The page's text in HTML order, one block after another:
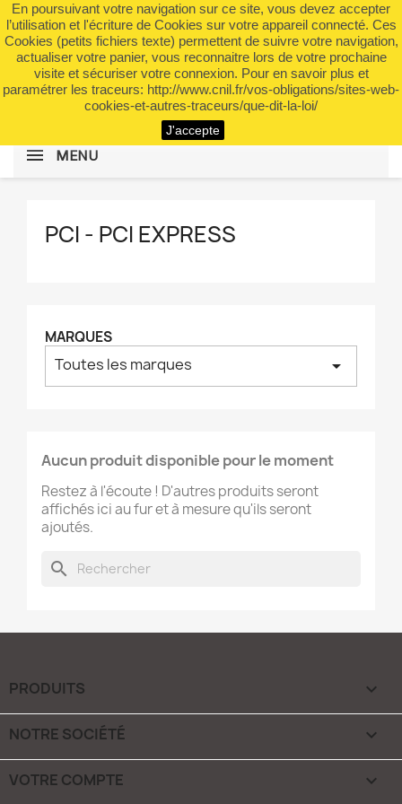
En poursuivant votre navigation sur ce site, vous devez accepter
l’utilisation et l'écriture de Cookies sur votre appareil connecté. Ces
Cookies (petits fichiers texte) permettent de suivre votre navigation,
actualiser votre panier, vous reconnaitre lors de votre prochaine
visite et sécuriser votre connexion. Pour en savoir plus et
paramétrer les traceurs: http://www.cnil.fr/vos-obligations/sites-web-
cookies-et-autres-traceurs/que-dit-la-loi/
J'accepte
 shopping_cart (0)

search
MENU
PCI - PCI EXPRESS
MARQUES
Toutes les marques arrow_drop_down
Aucun produit disponible pour le moment
Restez à l'écoute ! D'autres produits seront
affichés ici au fur et à mesure qu'ils seront
ajoutés.
search
PRODUITS 
NOTRE SOCIÉTÉ 
VOTRE COMPTE 